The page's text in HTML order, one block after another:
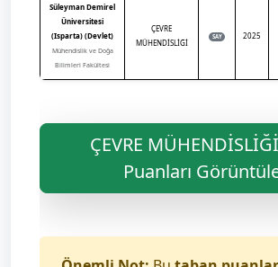
Süleyman Demirel
Üniversitesi
(Isparta) (Devlet)
Mühendislik ve Doğa
Bilimleri Fakültesi
ÇEVRE
MÜHENDİSLİĞİ
SAY 2025
ÇEVRE
Puanları